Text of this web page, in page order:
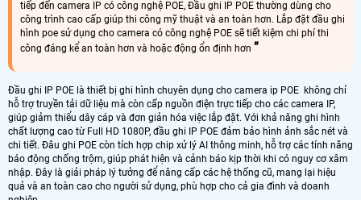
tiếp đến camera IP có công nghệ POE, Đầu ghi IP POE thường dùng cho
công trình cao cấp giúp thi công mỹ thuật và an toàn hơn. Lắp đặt đầu ghi
hình poe sử dụng cho camera có công nghệ POE sẽ tiết kiệm chi phí thi
công đáng kể an toàn hơn và hoặc động ổn định hơn
Đầu ghi IP POE là thiết bị ghi hình chuyên dụng cho camera ip POE không chỉ
hỗ trợ truyền tải dữ liệu mà còn cấp nguồn điện trực tiếp cho các camera IP,
giúp giảm thiểu dây cáp và đơn giản hóa việc lắp đặt. Với khả năng ghi hình
chất lượng cao từ Full HD 1080P, đầu ghi IP POE đảm bảo hình ảnh sắc nét và
chi tiết. Đâu ghi POE còn tích hợp chip xử lý AI thông minh, hỗ trợ các tính năng
báo động chống trộm, giúp phát hiện và cảnh báo kịp thời khi có nguy cơ xâm
nhập. Đây là giải pháp lý tưởng để nâng cấp các hệ thống cũ, mang lại hiệu
quả và an toàn cao cho người sử dụng, phù hợp cho cả gia đình và doanh